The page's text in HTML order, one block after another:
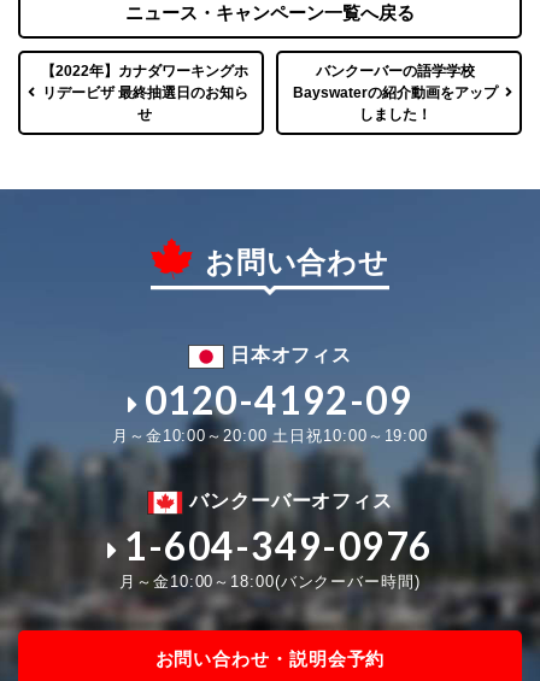
【2022年】カナダワーキングホ
リデービザ 最終抽選日のお知ら
せ
ニュース・キャンペーン一覧へ戻る
バンクーバーの語学学校
Bayswaterの紹介動画をアップ
しました！
お問い合わせ
日本オフィス
0120-4192-09
月～金10:00～20:00 土日祝10:00～19:00
バンクーバーオフィス
1-604-349-0976
月～金10:00～18:00(バンクーバー時間)
お問い合わせ・説明会予約